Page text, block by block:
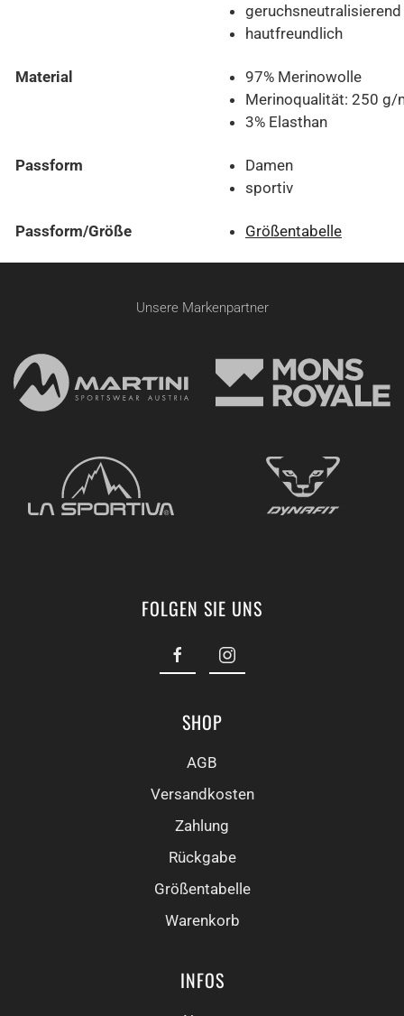
geruchsneutralisierend
hautfreundlich
Material
97% Merinowolle
Merinoqualität: 250 g/
3% Elasthan
Passform
Damen
sportiv
Passform/Größe Größentabelle
Unsere Markenpartner
FOLGEN SIE UNS
SHOP
AGB
Versandkosten
Zahlung
Rückgabe
Größentabelle
Warenkorb
INFOS